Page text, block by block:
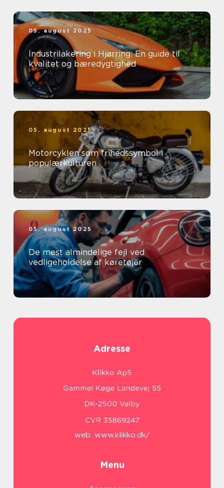
05. august 2025
Industrilakering i Hjørring: En guide til
kvalitet og bæredygtighed
05. august 2025
Motorcyklen som frihedssymbol i
populærkulturen
05. august 2025
De mest almindelige fejl ved
vedligeholdelse af køretøjer
Adresse
web: www.klikko.dk/
Menu